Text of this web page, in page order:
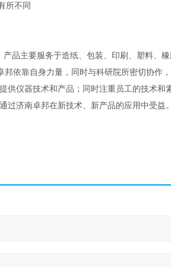
所不同
品主要服务于造纸、包装、印刷、塑料、橡
依靠自身力量，同时与科研院所密切协作
供仪器技术和产品；同时注重员工的技术和
过济南卓邦在新技术、新产品的应用中受益